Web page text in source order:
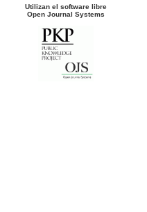
Utilizan el software libre
Open Journal Systems